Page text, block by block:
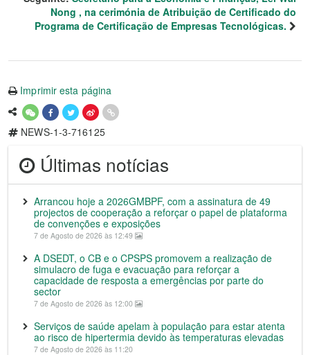
Nong , na cerimónia de Atribuição de Certificado do
Programa de Certificação de Empresas Tecnológicas.
Imprimir esta página
NEWS-1-3-716125
Últimas notícias
Arrancou hoje a 2026GMBPF, com a assinatura de 49
projectos de cooperação a reforçar o papel de plataforma
de convenções e exposições
7 de Agosto de 2026 às 12:49
A DSEDT, o CB e o CPSPS promovem a realização de
simulacro de fuga e evacuação para reforçar a
capacidade de resposta a emergências por parte do
sector
7 de Agosto de 2026 às 12:00
Serviços de saúde apelam à população para estar atenta
ao risco de hipertermia devido às temperaturas elevadas
7 de Agosto de 2026 às 11:20